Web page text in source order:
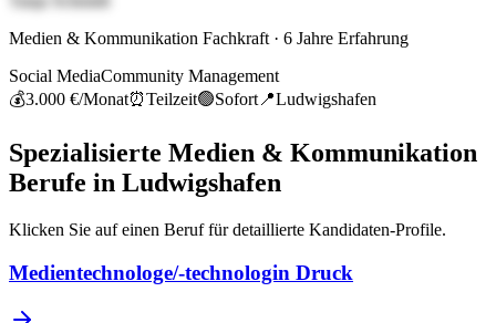
Medien & Kommunikation Fachkraft · 6 Jahre Erfahrung
Social MediaCommunity Management
💰3.000 €/Monat⏰Teilzeit🟢Sofort 📍Ludwigshafen
Spezialisierte Medien & Kommunikation
Berufe in Ludwigshafen
Klicken Sie auf einen Beruf für detaillierte Kandidaten-Profile.
Medientechnologe/-technologin Druck